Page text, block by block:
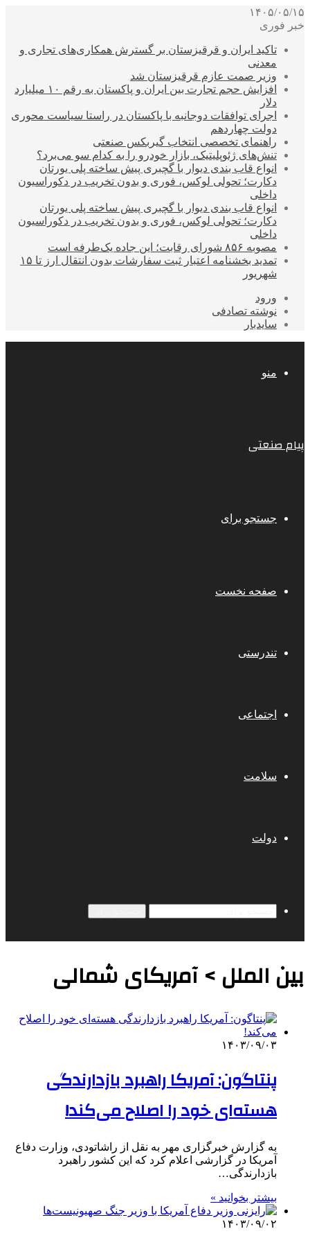
۱۴۰۵/۰۵/۱۵
خبر فوری
تاکید ایران و قرقیزستان بر گسترش همکاری‌های تجاری و
معدنی
وزیر صمت عازم قرقیزستان شد
افزایش حجم تجارت بین ایران و پاکستان به رقم ۱۰ میلیارد
دلار
اجرای توافقات دوجانبه با پاکستان در راستا سیاست محوری
دولت چهاردهم
راهنمای تخصصی انتخاب گیربکس صنعتی
تنش‌های ژئوپلیتیک، بازار خودرو را به کدام سو می‌برد؟
انواع قاب بندی دیوار با گچبری پیش ساخته پلی یورتان
دکارت؛ تحولی لوکس، فوری و بدون تخریب در دکوراسیون
داخلی
انواع قاب بندی دیوار با گچبری پیش ساخته پلی یورتان
دکارت؛ تحولی لوکس، فوری و بدون تخریب در دکوراسیون
داخلی
مصوبه ۸۵۶ شورای رقابت؛ این جاده یک‌طرفه است
تمدید بخشنامه اعتبار ثبت سفارشات بدون انتقال ارز تا ۱۵
شهریور
ورود
نوشته تصادفی
سایدبار
منو
پیام صنعتی
جستجو برای
صفحه نخست
تندرستی
اجتماعی
سلامت
دولت
بین الملل > آمریکای شمالی
۱۴۰۳/۰۹/۰۳
پنتاگون: آمریکا راهبرد بازدارندگی
هسته‌ای خود را اصلاح می‌کند!
به گزارش خبرگزاری مهر به نقل از راشاتودی، وزارت دفاع
آمریکا در گزارشی اعلام کرد که این کشور راهبرد
بازدارندگی…
بیشتر بخوانید »
۱۴۰۳/۰۹/۰۲